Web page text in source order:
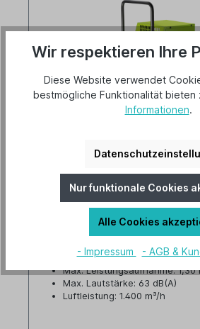
AirBlue Bautrockner BT 60
Versandkostenfrei
Lieferzeit 2-3 Tage
Artikel-Nr.: A-2617673
Max. Entfeuchtungsleistung:
Max. Leistungsaufnahme: 1,30
Max. Lautstärke: 63 dB(A)
Luftleistung: 1.400 m³/h
Wir respektieren Ihre
Diese Website verwendet
bestmögliche Funktionalität bieten
Informationen.
Nur funktionale Cookies
Alle Cookies
- Impressum - AGB &